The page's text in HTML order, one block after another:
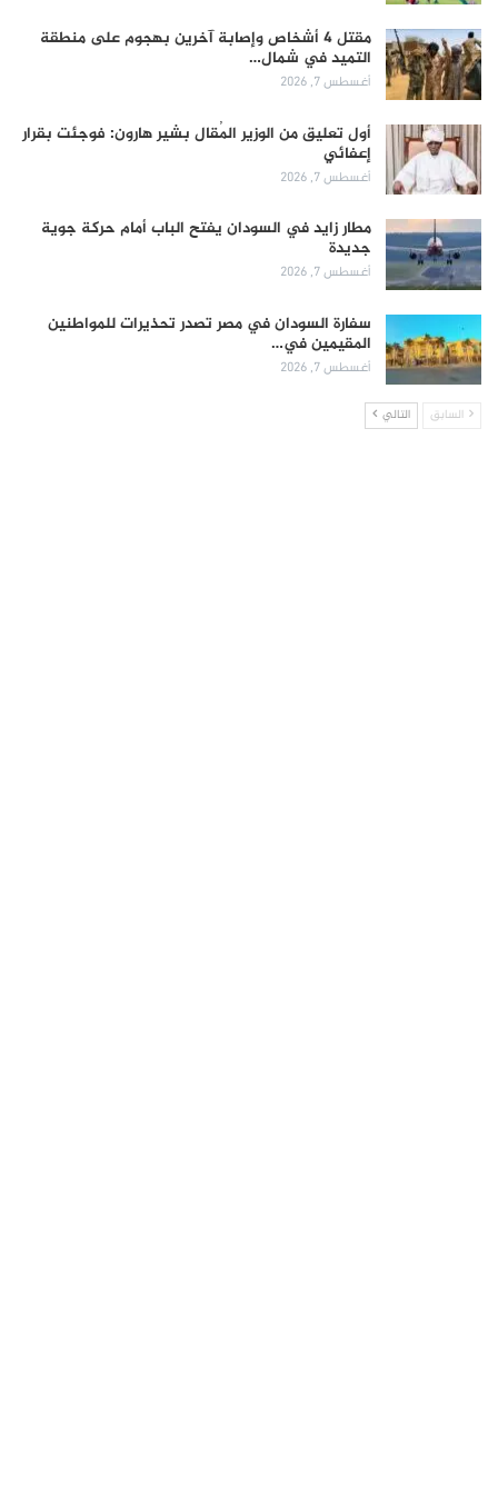
مقتل 4 أشخاص وإصابة آخرين بهجوم على منطقة
التميد في شمال…
أغسطس 7, 2026
أول تعليق من الوزير المُقال بشير هارون: فوجئت بقرار
إعفائي
أغسطس 7, 2026
مطار زايد في السودان يفتح الباب أمام حركة جوية
جديدة
أغسطس 7, 2026
سفارة السودان في مصر تصدر تحذيرات للمواطنين
المقيمين في…
أغسطس 7, 2026
السابق التالي